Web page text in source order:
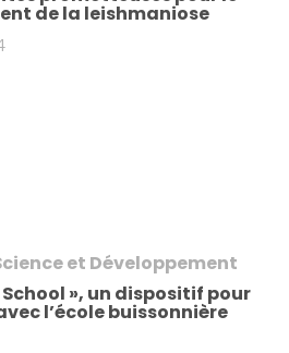
de la leishmaniose
et Développement
», un dispositif pour
l’école buissonnière